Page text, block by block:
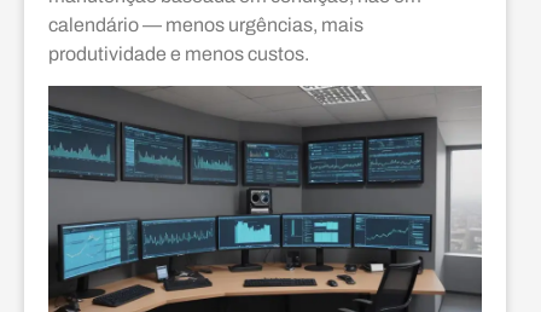
calendário — menos urgências, mais
produtividade e menos custos.